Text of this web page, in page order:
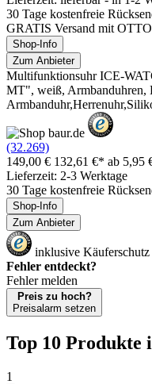
30 Tage kostenfreie
GRATIS Versand mit
Shop-Info
Zum Anbieter
Multifunktionsuhr ICE-
MT", weiß, Armbanduhren,
(32.269)
149,00 € 132,61 €* ab 5,95
Lieferzeit: 2-3 Werktage
30 Tage kostenfreie
Shop-Info
Zum Anbieter
inklusive Käuferschutz
Fehler entdeckt?
Fehler melden
Preis zu hoch?
Preisalarm setzen
Top 10 Produkte
1